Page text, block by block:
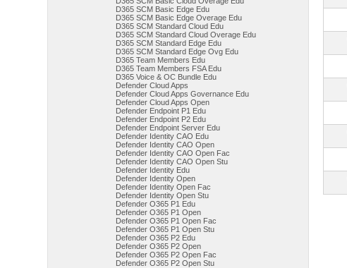
D365 SCM Basic Edge Edu
D365 SCM Basic Edge Overage Edu
D365 SCM Standard Cloud Edu
D365 SCM Standard Cloud Overage Edu
D365 SCM Standard Edge Edu
D365 SCM Standard Edge Ovg Edu
D365 Team Members Edu
D365 Team Members FSA Edu
D365 Voice & OC Bundle Edu
Defender Cloud Apps
Defender Cloud Apps Governance Edu
Defender Cloud Apps Open
Defender Endpoint P1 Edu
Defender Endpoint P2 Edu
Defender Endpoint Server Edu
Defender Identity CAO Edu
Defender Identity CAO Open
Defender Identity CAO Open Fac
Defender Identity CAO Open Stu
Defender Identity Edu
Defender Identity Open
Defender Identity Open Fac
Defender Identity Open Stu
Defender O365 P1 Edu
Defender O365 P1 Open
Defender O365 P1 Open Fac
Defender O365 P1 Open Stu
Defender O365 P2 Edu
Defender O365 P2 Open
Defender O365 P2 Open Fac
Defender O365 P2 Open Stu